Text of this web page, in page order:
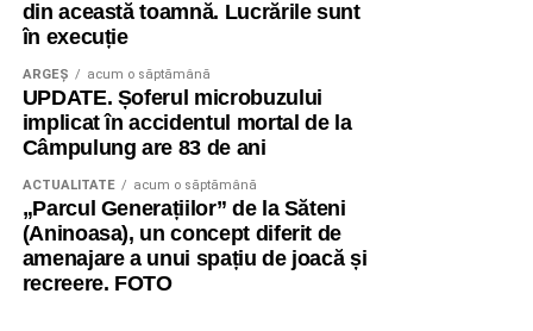
din această toamnă. Lucrările sunt
în execuție
ARGEȘ acum o săptămână
UPDATE. Șoferul microbuzului
implicat în accidentul mortal de la
Câmpulung are 83 de ani
ACTUALITATE acum o săptămână
„Parcul Generațiilor” de la Săteni
(Aninoasa), un concept diferit de
amenajare a unui spațiu de joacă și
recreere. FOTO